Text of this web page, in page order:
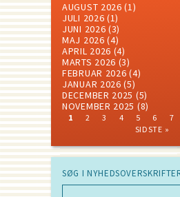
AUGUST 2026 (1)
JULI 2026 (1)
JUNI 2026 (3)
MAJ 2026 (4)
APRIL 2026 (4)
MARTS 2026 (3)
FEBRUAR 2026 (4)
JANUAR 2026 (5)
DECEMBER 2025 (5)
NOVEMBER 2025 (8)
CURRENT
1 PAGE
2 PAGE
3 PAGE
4 PAGE
5 PAGE
6 7
SIDSTE »
SØG I